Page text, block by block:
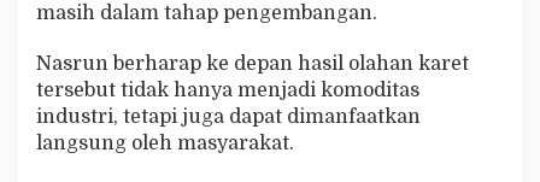
masih dalam tahap pengembangan.
Nasrun berharap ke depan hasil olahan karet
tersebut tidak hanya menjadi komoditas
industri, tetapi juga dapat dimanfaatkan
langsung oleh masyarakat.